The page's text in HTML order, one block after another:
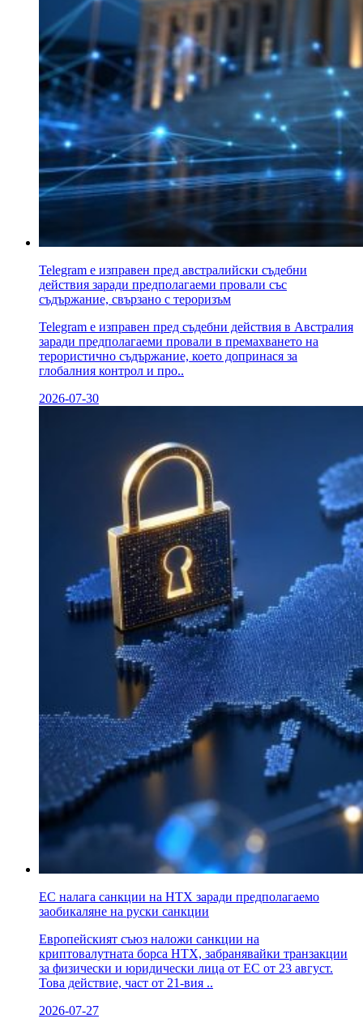
Telegram е изправен пред австралийски съдебни
действия заради предполагаеми провали със
съдържание, свързано с тероризъм
Telegram е изправен пред съдебни действия в Австралия
заради предполагаеми провали в премахването на
терористично съдържание, което допринася за
глобалния контрол и про..
2026-07-30
ЕС налага санкции на HTX заради предполагаемо
заобикаляне на руски санкции
Европейският съюз наложи санкции на
криптовалутната борса HTX, забранявайки транзакции
за физически и юридически лица от ЕС от 23 август.
Това действие, част от 21-вия ..
2026-07-27